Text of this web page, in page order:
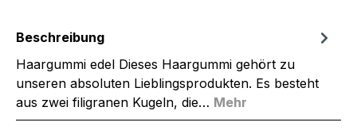
Beschreibung
Haargummi edel Dieses Haargummi gehört zu
unseren absoluten Lieblingsprodukten. Es besteht
aus zwei filigranen Kugeln, die… Mehr